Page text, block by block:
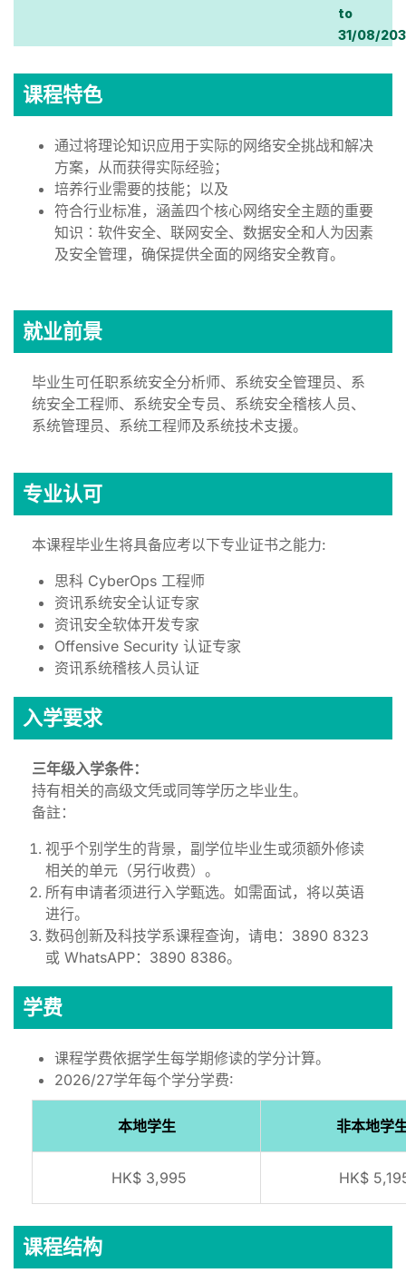
to
31/08/
课程特色
通过将理论知识应用于实际的网络安全挑战和解决
方案，从而获得实际经验；
培养行业需要的技能；以及
符合行业标准，涵盖四个核心网络安全主题的重要
知识︰软件安全、联网安全、数据安全和人为因素
及安全管理，确保提供全面的网络安全教育。
就业前景
毕业生可任职系统安全分析师、系统安全管理员、系
统安全工程师、系统安全专员、系统安全稽核人员、
系统管理员、系统工程师及系统技术支援。
专业认可
本课程毕业生将具备应考以下专业证书之能力:
思科 CyberOps 工程师
资讯系统安全认证专家
资讯安全软体开发专家
Offensive Security 认证专家
资讯系统稽核人员认证
入学要求
三年级入学条件：
持有相关的高级文凭或同等学历之毕业生。
备註：
视乎个别学生的背景，副学位毕业生或须额外修读
相关的单元（另行收费）。
所有申请者须进行入学甄选。如需面试，将以英语
进行。
数码创新及科技学系课程查询，请电：3890 8323
或 WhatsAPP：3890 8386。
学费
课程学费依据学生每学期修读的学分计算。
2026/27学年每个学分学费∶
本地学生 非本地学
HK$ 3,995 HK$
课程结构